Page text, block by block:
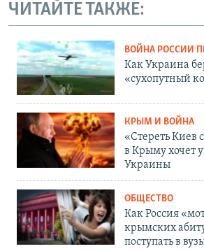
ЧИТАЙТЕ ТАКЖЕ:
ВОЙНА РОССИИ
Как Украина
«сухопутный
КРЫМ И ВОЙНА
«Стереть Киев
в Крыму хочет
Украины
ОБЩЕСТВО
Как Россия
крымских
поступать в